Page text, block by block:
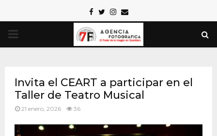
Facebook
TwitterInstagram
Email
PRIMARY
Invita el CEART a participar en el
Taller de Teatro Musical
21 enero, 2026 36